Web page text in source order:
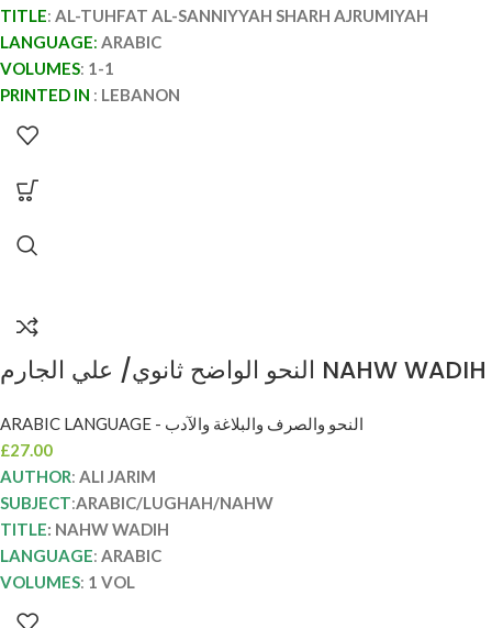
TITLE: AL-TUHFAT AL-SANNIYYAH SHARH AJRUMIYAH
LANGUAGE: ARABIC
VOLUMES: 1-1
PRINTED IN : LEBANON
النحو الواضح ثانوي/ علي الجارم NAHW WADIH
ARABIC LANGUAGE - النحو والصرف والبلاغة والآدب
£27.00
AUTHOR: ALI JARIM
SUBJECT:ARABIC/LUGHAH/NAHW
TITLE: NAHW WADIH
LANGUAGE: ARABIC
VOLUMES: 1 VOL